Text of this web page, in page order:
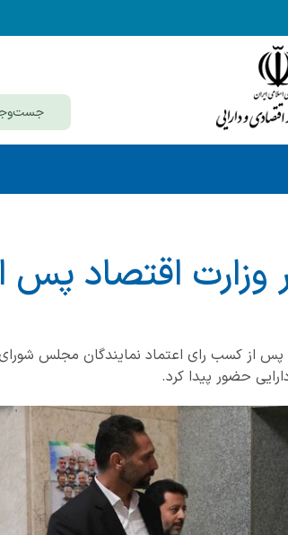
اقتصاد پس
دولت، پس از کسب رای اعتماد نمایندگان مجلس
حضور پیدا کرد.